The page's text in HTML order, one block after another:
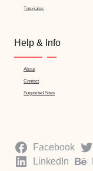
Tutoriales
Help & Info
About
Contact
Supported Sites
Facebook
LinkedIn